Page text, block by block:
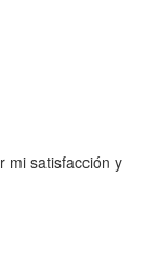
mi satisfacción y